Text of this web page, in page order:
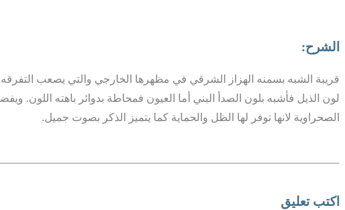
الشرح:
قريبة الشبه بسمنه الهزاز الشرقي في مظهرها الخارجي والتي يصعب التفرقه
لون الذيل فأشبه بلون الصدأ البني أما العيون فمحاطة بدوائر باهته
الصحراوية لانها توفر لها الظل والحماية كما يتميز الذكر بصوت جميل.
اكتب تعليق